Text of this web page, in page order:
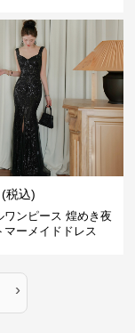
(税込)
ワンピース 煌めき夜
マーメイドドレス
›